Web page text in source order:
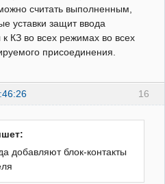
считать выполненным,
уставки защит ввода
к КЗ во всех режимах во всех
присоединения.
16
добавляют блок-контакты